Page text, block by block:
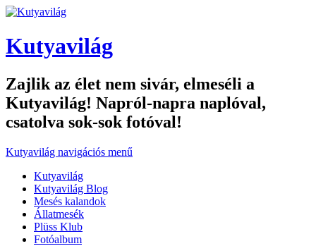
Kutyavilág
Zajlik az élet nem sivár, elmeséli a
Kutyavilág! Napról-napra naplóval,
csatolva sok-sok fotóval!
Kutyavilág navigációs menű
Kutyavilág
Kutyavilág Blog
Mesés kalandok
Állatmesék
Plüss Klub
Fotóalbum